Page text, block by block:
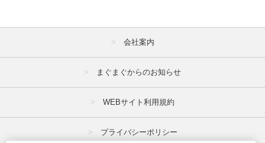
会社案内
まぐまぐからのお知らせ
WEBサイト利用規約
プライバシーポリシー